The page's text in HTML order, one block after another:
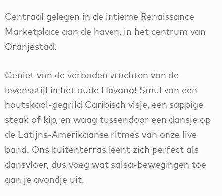
Centraal gelegen in de intieme Renaissance
Marketplace aan de haven, in het centrum van
Oranjestad.
Geniet van de verboden vruchten van de
levensstijl in het oude Havana! Smul van een
houtskool-gegrild Caribisch visje, een sappige
steak of kip, en waag tussendoor een dansje op
de Latijns-Amerikaanse ritmes van onze live
band. Ons buitenterras leent zich perfect als
dansvloer, dus voeg wat salsa-bewegingen toe
aan je avondje uit.